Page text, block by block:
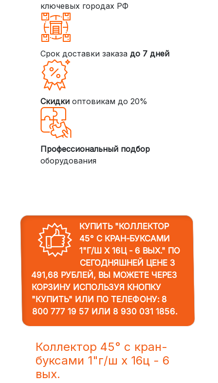
ключевых городах РФ
Срок доставки заказа до 7 дней
Скидкиоптовикам до 20%
Профессиональный подбор
оборудования
КУПИТЬ "КОЛЛЕКТОР
45° С КРАН-БУКСАМИ
1"Г/Ш Х 16Ц - 6 ВЫХ." ПО
СЕГОДНЯШНЕЙ ЦЕНЕ 3
491,68 РУБЛЕЙ, ВЫ МОЖЕТЕ ЧЕРЕЗ
КОРЗИНУ ИСПОЛЬЗУЯ КНОПКУ
"КУПИТЬ" ИЛИ ПО ТЕЛЕФОНУ: 8
800 777 19 57ИЛИ 8 930 031 1856.
Коллектор 45° с кран-
буксами 1"г/ш х 16ц - 6
вых.